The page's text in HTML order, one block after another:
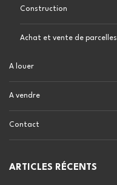
Construction
Achat et vente de parcelles
A louer
A vendre
Contact
ARTICLES RÉCENTS